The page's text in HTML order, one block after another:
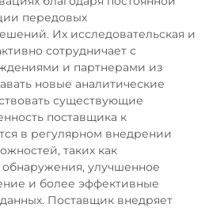
передовых
Их исследовательская и
сотрудничает с
и партнерами из
новые аналитические
существующие
поставщика к
в регулярном внедрении
таких как
улучшенное
и более эффективные
Поставщик внедряет